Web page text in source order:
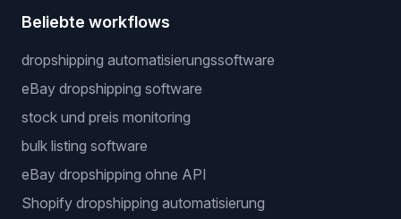
Beliebte workflows
dropshipping automatisierungssoftware
eBay dropshipping software
stock und preis monitoring
bulk listing software
eBay dropshipping ohne API
Shopify dropshipping automatisierung